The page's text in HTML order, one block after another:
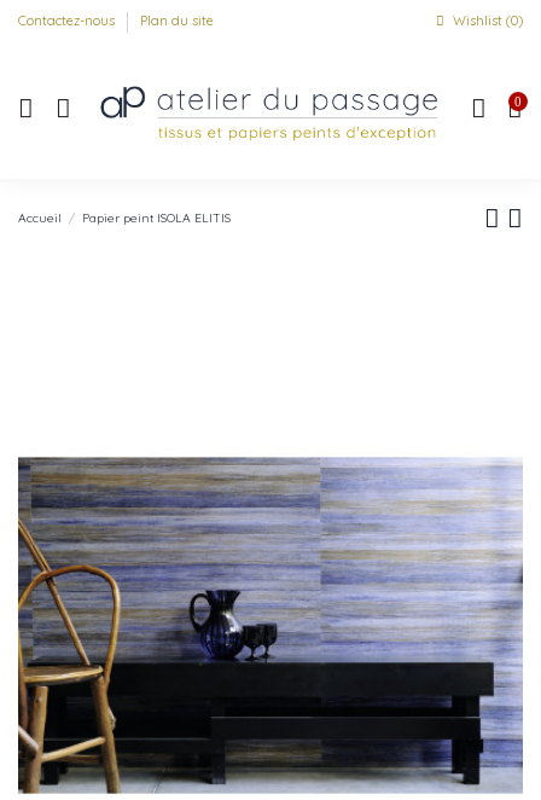
Contactez-nous Plan du site Wishlist (0)
0
Accueil Papier peint ISOLA ELITIS